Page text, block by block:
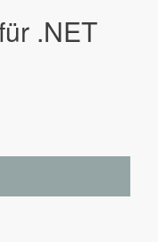
.NET